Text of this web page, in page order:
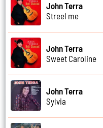
John Terra
Streel me
John Terra
Sweet Caroline
John Terra
Sylvia